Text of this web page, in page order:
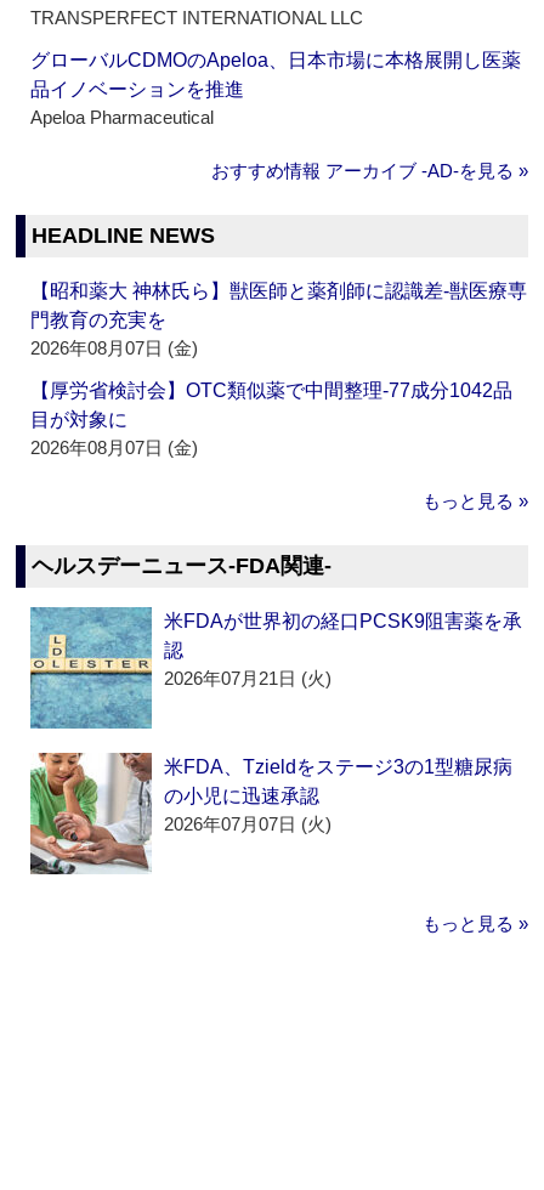
TRANSPERFECT INTERNATIONAL LLC
グローバルCDMOのApeloa、日本市場に本格展開し医薬
品イノベーションを推進
Apeloa Pharmaceutical
おすすめ情報 アーカイブ ‐AD‐を見る »
HEADLINE NEWS
【昭和薬大 神林氏ら】獣医師と薬剤師に認識差‐獣医療専
門教育の充実を
2026年08月07日 (金)
【厚労省検討会】OTC類似薬で中間整理‐77成分1042品
目が対象に
2026年08月07日 (金)
もっと見る »
ヘルスデーニュース‐FDA関連‐
米FDAが世界初の経口PCSK9阻害薬を承
認
2026年07月21日 (火)
米FDA、Tzieldをステージ3の1型糖尿病
の小児に迅速承認
2026年07月07日 (火)
もっと見る »